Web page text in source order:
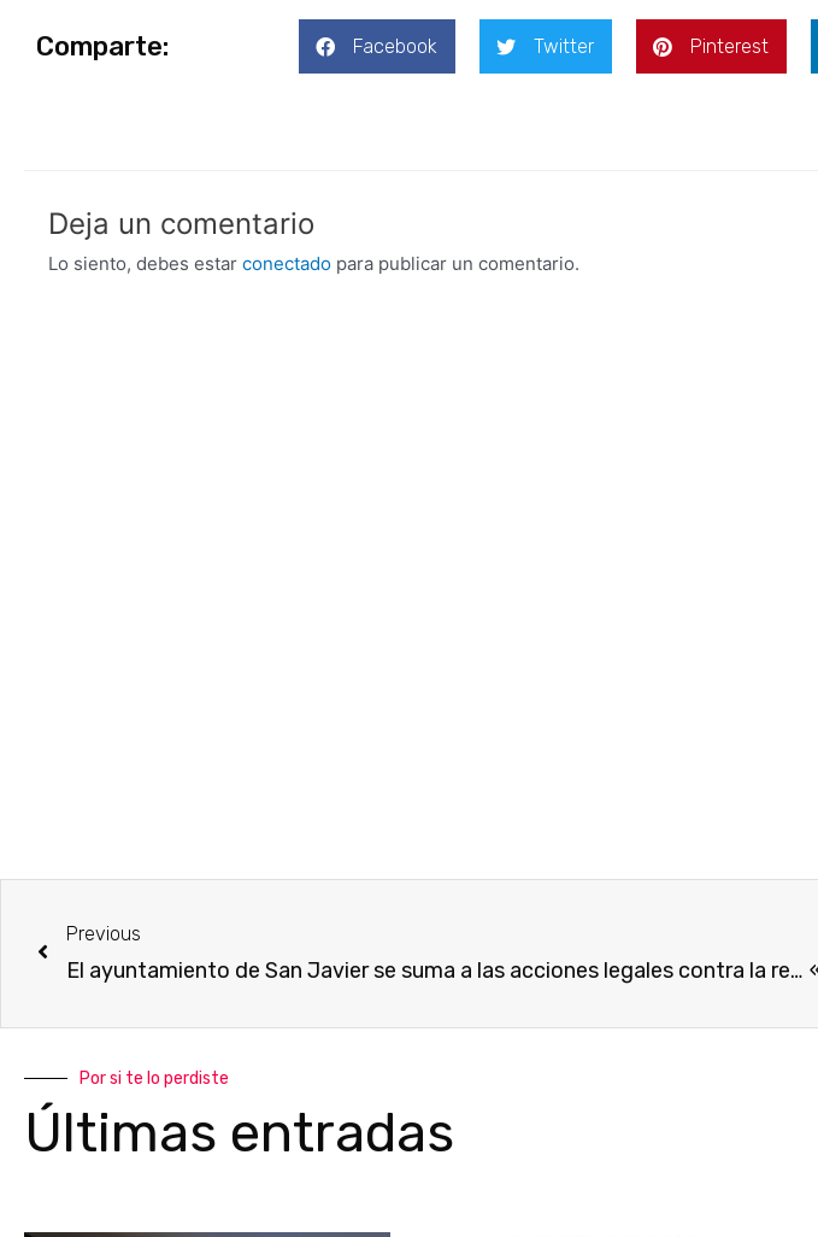
Comparte: Facebook Twitter Pinterest
Deja un comentario
Lo siento, debes estar conectado para publicar un comentario.
Previous
El ayuntamiento de San Javier se suma a las acciones legales contra la reducción del trasvase
Por si te lo perdiste
Últimas entradas